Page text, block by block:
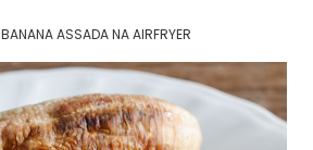
BANANA ASSADA NA AIRFRYER